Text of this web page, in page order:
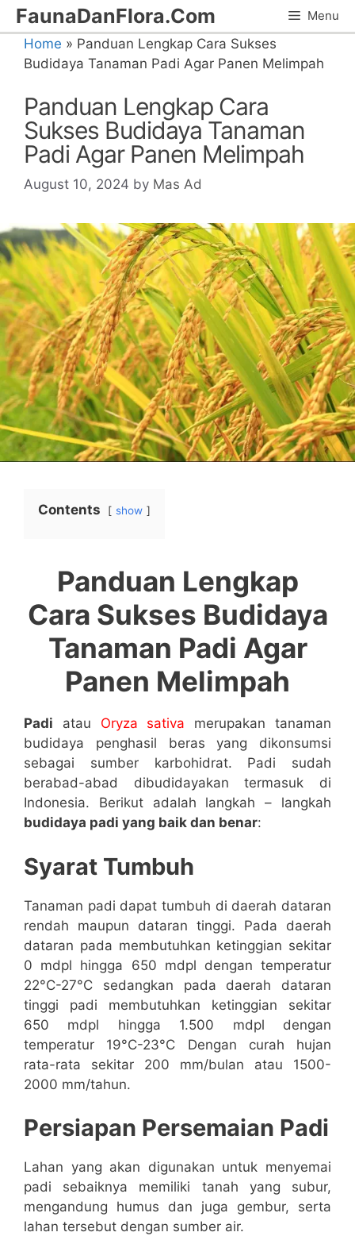
Skip
to
content
FaunaDanFlora.Com Menu
Home » Panduan Lengkap Cara Sukses
Budidaya Tanaman Padi Agar Panen Melimpah
Panduan Lengkap Cara
Sukses Budidaya Tanaman
Padi Agar Panen Melimpah
August 10, 2024 by Mas Ad
Contents show
Panduan Lengkap
Cara Sukses Budidaya
Tanaman Padi Agar
Panen Melimpah
Padi atau Oryza sativa merupakan tanaman
budidaya penghasil beras yang dikonsumsi
sebagai sumber karbohidrat. Padi sudah
berabad-abad dibudidayakan termasuk di
Indonesia. Berikut adalah langkah – langkah
budidaya padi yang baik dan benar:
Syarat Tumbuh
Tanaman padi dapat tumbuh di daerah dataran
rendah maupun dataran tinggi. Pada daerah
dataran pada membutuhkan ketinggian sekitar
0 mdpl hingga 650 mdpl dengan temperatur
22°C-27°C sedangkan pada daerah dataran
tinggi padi membutuhkan ketinggian sekitar
650 mdpl hingga 1.500 mdpl dengan
temperatur 19°C-23°C Dengan curah hujan
rata-rata sekitar 200 mm/bulan atau 1500-
2000 mm/tahun.
Persiapan Persemaian Padi
Lahan yang akan digunakan untuk menyemai
padi sebaiknya memiliki tanah yang subur,
mengandung humus dan juga gembur, serta
lahan tersebut dengan sumber air.